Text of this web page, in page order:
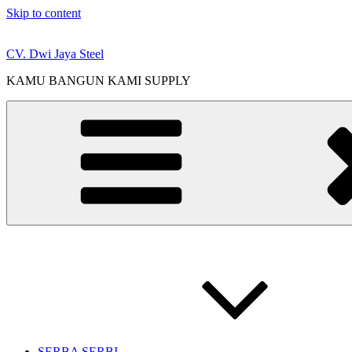
Skip to content
CV. Dwi Jaya Steel
KAMU BANGUN KAMI SUPPLY